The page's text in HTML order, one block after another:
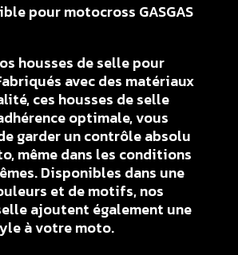
pour motocross GASGAS
housses de selle pour
avec des matériaux
ces housses de selle
optimale, vous
garder un contrôle absolu
même dans les conditions
Disponibles dans une
et de motifs, nos
ajoutent également une
à votre moto.